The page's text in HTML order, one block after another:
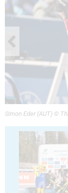
Simon Eder (AUT) ©